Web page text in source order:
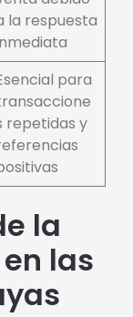
la respuesta
para
repetidas y
la
las